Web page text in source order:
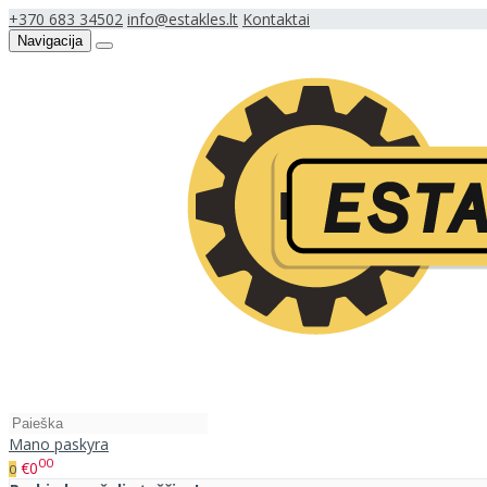
+370 683 34502 info@estakles.lt Kontaktai
Navigacija
Mano paskyra
0 €000